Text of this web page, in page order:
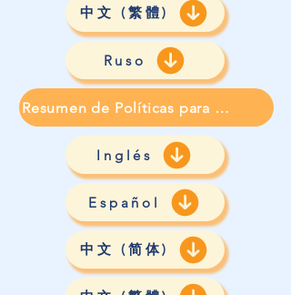
中文 (繁體)
Ruso
Resumen de Políticas para la Preservación de los Derechos de los Residentes bajo PACT
Inglés
Español
中文 (简体)